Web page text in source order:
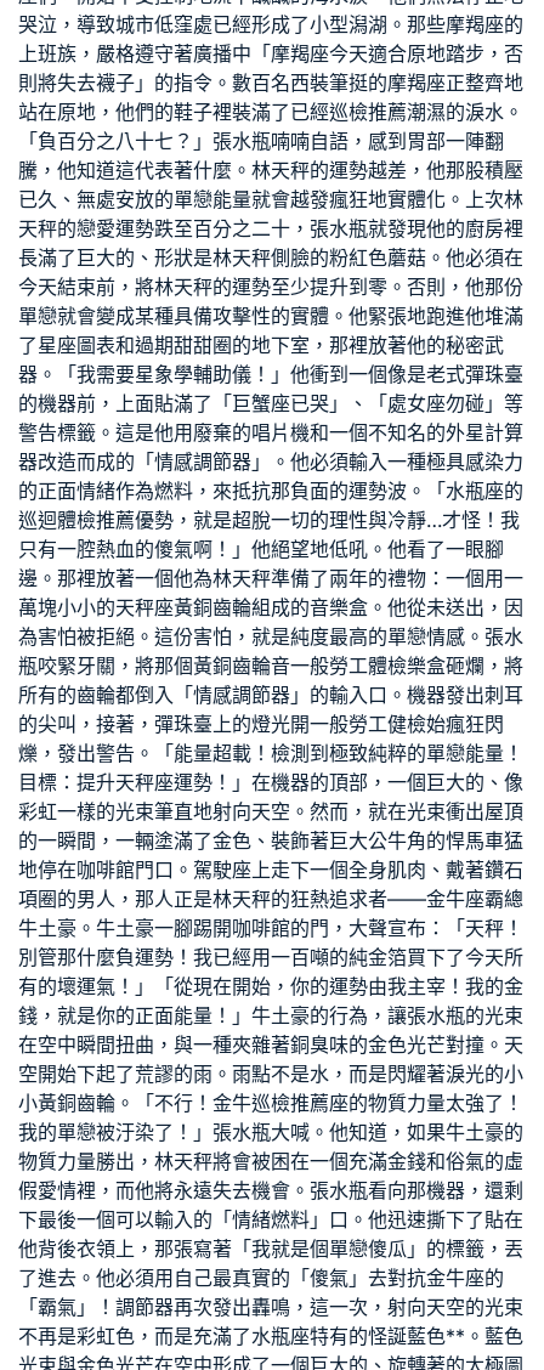
哭泣，導致城市低窪處已經形成了小型潟湖。那些摩羯座的
上班族，嚴格遵守著廣播中「摩羯座今天適合原地踏步，否
則將失去襪子」的指令。數百名西裝筆挺的摩羯座正整齊地
站在原地，他們的鞋子裡裝滿了已經巡檢推薦潮濕的淚水。
「負百分之八十七？」張水瓶喃喃自語，感到胃部一陣翻
騰，他知道這代表著什麼。林天秤的運勢越差，他那股積壓
已久、無處安放的單戀能量就會越發瘋狂地實體化。上次林
天秤的戀愛運勢跌至百分之二十，張水瓶就發現他的廚房裡
長滿了巨大的、形狀是林天秤側臉的粉紅色蘑菇。他必須在
今天結束前，將林天秤的運勢至少提升到零。否則，他那份
單戀就會變成某種具備攻擊性的實體。他緊張地跑進他堆滿
了星座圖表和過期甜甜圈的地下室，那裡放著他的秘密武
器。「我需要星象學輔助儀！」他衝到一個像是老式彈珠臺
的機器前，上面貼滿了「巨蟹座已哭」、「處女座勿碰」等
警告標籤。這是他用廢棄的唱片機和一個不知名的外星計算
器改造而成的「情感調節器」。他必須輸入一種極具感染力
的正面情緒作為燃料，來抵抗那負面的運勢波。「水瓶座的
巡迴體檢推薦優勢，就是超脫一切的理性與冷靜…才怪！我
只有一腔熱血的傻氣啊！」他絕望地低吼。他看了一眼腳
邊。那裡放著一個他為林天秤準備了兩年的禮物：一個用一
萬塊小小的天秤座黃銅齒輪組成的音樂盒。他從未送出，因
為害怕被拒絕。這份害怕，就是純度最高的單戀情感。張水
瓶咬緊牙關，將那個黃銅齒輪音一般勞工體檢樂盒砸爛，將
所有的齒輪都倒入「情感調節器」的輸入口。機器發出刺耳
的尖叫，接著，彈珠臺上的燈光開一般勞工健檢始瘋狂閃
爍，發出警告。「能量超載！檢測到極致純粹的單戀能量！
目標：提升天秤座運勢！」在機器的頂部，一個巨大的、像
彩虹一樣的光束筆直地射向天空。然而，就在光束衝出屋頂
的一瞬間，一輛塗滿了金色、裝飾著巨大公牛角的悍馬車猛
地停在咖啡館門口。駕駛座上走下一個全身肌肉、戴著鑽石
項圈的男人，那人正是林天秤的狂熱追求者——金牛座霸總
牛土豪。牛土豪一腳踢開咖啡館的門，大聲宣布：「天秤！
別管那什麼負運勢！我已經用一百噸的純金箔買下了今天所
有的壞運氣！」「從現在開始，你的運勢由我主宰！我的金
錢，就是你的正面能量！」牛土豪的行為，讓張水瓶的光束
在空中瞬間扭曲，與一種夾雜著銅臭味的金色光芒對撞。天
空開始下起了荒謬的雨。雨點不是水，而是閃耀著淚光的小
小黃銅齒輪。「不行！金牛巡檢推薦座的物質力量太強了！
我的單戀被汙染了！」張水瓶大喊。他知道，如果牛土豪的
物質力量勝出，林天秤將會被困在一個充滿金錢和俗氣的虛
假愛情裡，而他將永遠失去機會。張水瓶看向那機器，還剩
下最後一個可以輸入的「情緒燃料」口。他迅速撕下了貼在
他背後衣領上，那張寫著「我就是個單戀傻瓜」的標籤，丟
了進去。他必須用自己最真實的「傻氣」去對抗金牛座的
「霸氣」！調節器再次發出轟鳴，這一次，射向天空的光束
不再是彩虹色，而是充滿了水瓶座特有的怪誕藍色**。藍色
光束與金色光芒在空中形成了一個巨大的、旋轉著的太極圖